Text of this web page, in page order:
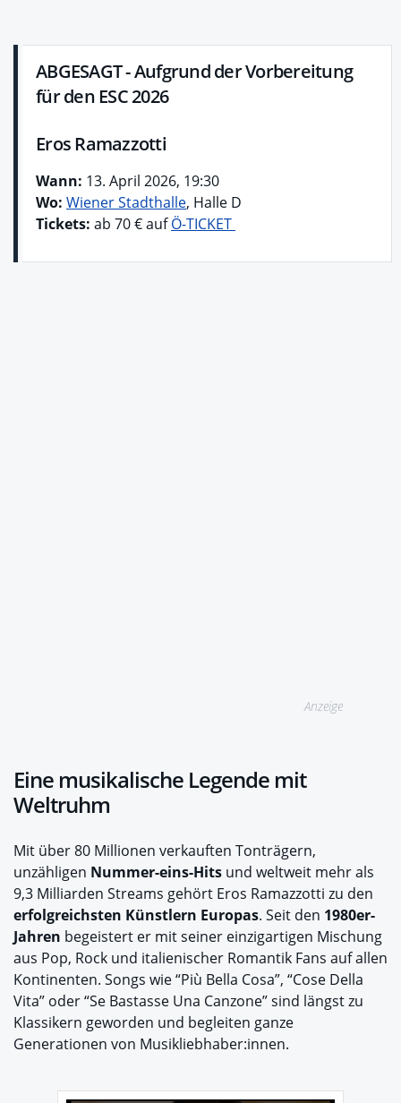
ABGESAGT - Aufgrund der Vorbereitung
für den ESC 2026
Eros Ramazzotti
Wann: 13. April 2026, 19:30
Wo: Wiener Stadthalle, Halle D
Tickets: ab 70 € aufÖ-TICKET
Anzeige
Eine musikalische Legende mit
Weltruhm
Mit über 80 Millionen verkauften Tonträgern,
unzähligen Nummer-eins-Hits und weltweit mehr als
9,3 Milliarden Streams gehört Eros Ramazzotti zu den
erfolgreichsten Künstlern Europas. Seit den 1980er-
Jahren begeistert er mit seiner einzigartigen Mischung
aus Pop, Rock und italienischer Romantik Fans auf allen
Kontinenten. Songs wie “Più Bella Cosa”, “Cose Della
Vita” oder “Se Bastasse Una Canzone” sind längst zu
Klassikern geworden und begleiten ganze
Generationen von Musikliebhaber:innen.